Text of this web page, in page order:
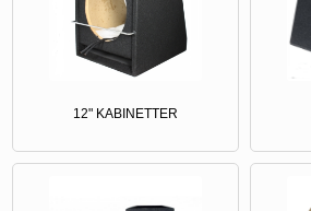
12" KABINETTER